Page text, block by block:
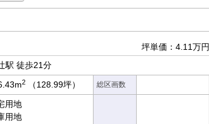
坪単価：4.11万円
駅 徒歩21分
2 （128.99坪） 総区画数
用地
用地